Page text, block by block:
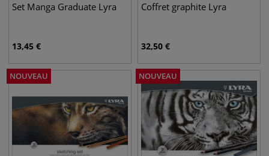
Set Manga Graduate Lyra
13,45 €
Coffret graphite Lyra
32,50 €
NOUVEAU NOUVEAU